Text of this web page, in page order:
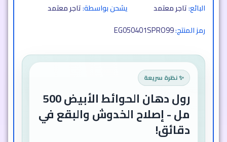
البائع:تاجر معتمد يشحن بواسطة:تاجر معتمد
رمز المنتج:EG050401SPRO99
✨ نظرة سريعة
رول دهان الحوائط الأبيض 500
مل - إصلاح الخدوش والبقع في
دقائق!